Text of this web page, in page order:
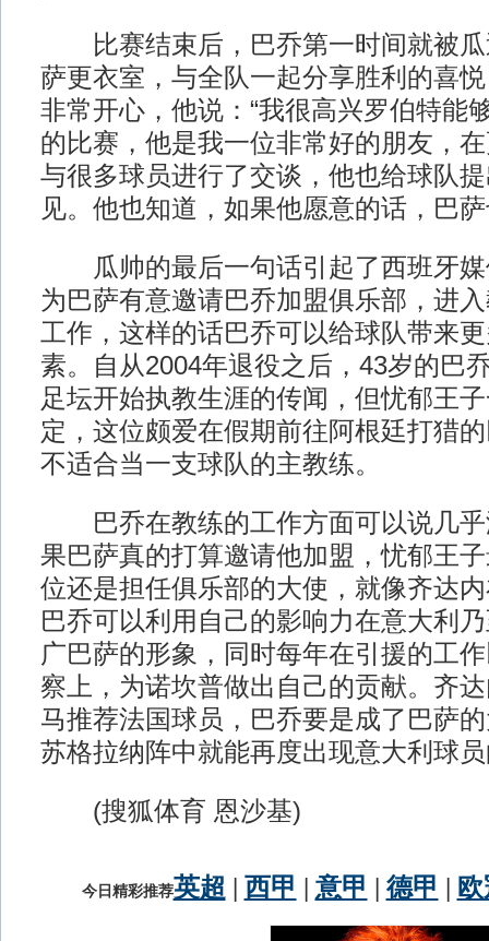
比赛结束后，巴乔第一时间就被瓜
萨更衣室，与全队一起分享胜利的喜
非常开心，他说：“我很高兴罗伯特能
的比赛，他是我一位非常好的朋友，
与很多球员进行了交谈，他也给球队
见。他也知道，如果他愿意的话，巴
瓜帅的最后一句话引起了西班牙媒
为巴萨有意邀请巴乔加盟俱乐部，进
工作，这样的话巴乔可以给球队带来
素。自从2004年退役之后，43岁的巴
足坛开始执教生涯的传闻，但忧郁王
定，这位颇爱在假期前往阿根廷打猎
不适合当一支球队的主教练。
巴乔在教练的工作方面可以说几乎
果巴萨真的打算邀请他加盟，忧郁王
位还是担任俱乐部的大使，就像齐达
巴乔可以利用自己的影响力在意大利
广巴萨的形象，同时每年在引援的工
察上，为诺坎普做出自己的贡献。齐
马推荐法国球员，巴乔要是成了巴萨
苏格拉纳阵中就能再度出现意大利球
(搜狐体育 恩沙基)